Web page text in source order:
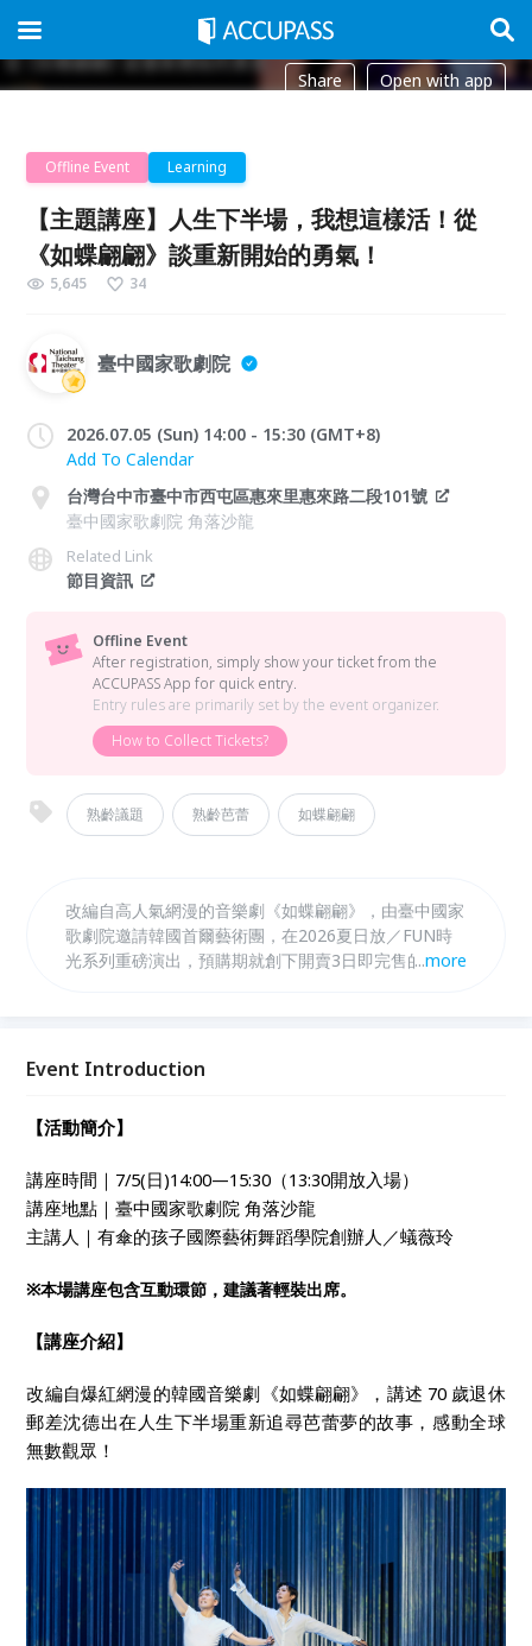
Share Open with app
Offline Event Learning
【主題講座】人生下半場，我想這樣活！從
《如蝶翩翩》談重新開始的勇氣！
5,645 34
臺中國家歌劇院
2026.07.05 (Sun) 14:00 - 15:30 (GMT+8)
Add To Calendar
台灣台中市臺中市西屯區惠來里惠來路二段101號
臺中國家歌劇院 角落沙龍
Related Link
節目資訊
Offline Event
After registration, simply show your ticket from the
ACCUPASS App for quick entry.
Entry rules are primarily set by the event organizer.
How to Collect Tickets?
熟齡議題 熟齡芭蕾 如蝶翩翩
改編自高人氣網漫的音樂劇《如蝶翩翩》，由臺中國家
歌劇院邀請韓國首爾藝術團，在2026夏日放／FUN時
光系列重磅演出，預購期就創下開賣3日即完售的驚人
蝶翩翩》的情感內涵與製作巧思。
...more
Event Introduction
【活動簡介】
講座時間｜7/5(日)14:00—15:30（13:30開放入場）
講座地點｜臺中國家歌劇院 角落沙龍
主講人｜有傘的孩子國際藝術舞蹈學院創辦人／蟻薇玲
※本場講座包含互動環節，建議著輕裝出席。
【講座介紹】
改編自爆紅網漫的韓國音樂劇《如蝶翩翩》，講述 70 歲退休
郵差沈德出在人生下半場重新追尋芭蕾夢的故事，感動全球
無數觀眾！